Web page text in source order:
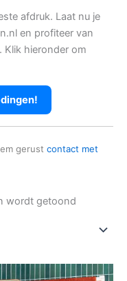
afdruk. Laat nu je
en profiteer van
Klik hieronder om
gerust contact met
wordt getoond